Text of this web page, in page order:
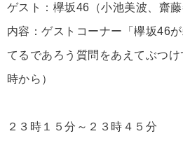
ゲスト：欅坂46（小池美波、齋藤
内容：ゲストコーナー「欅坂46
てるであろう質問をあえてぶつ
時から）
２３時１５分～２３時４５分